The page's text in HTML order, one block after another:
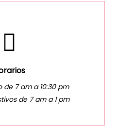
de 7 am a 10:30 pm
de 7 am a 1 pm